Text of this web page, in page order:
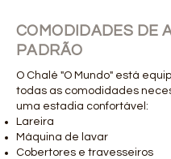
COMODIDADES DE
PADRÃO
O Chalé "O Mundo" está
todas as comodidades
uma estadia confortável:
Lareira
Máquina de lavar
Cobertores e travesseiros